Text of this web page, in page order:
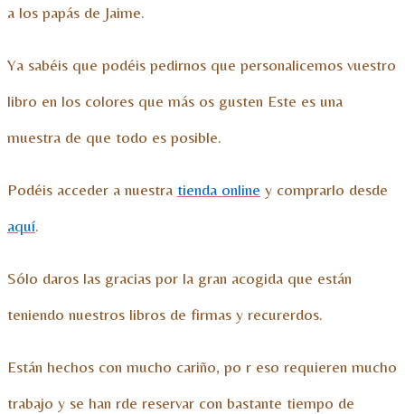
a los papás de Jaime.
Ya sabéis que podéis pedirnos que personalicemos vuestro
libro en los colores que más os gusten Este es una
muestra de que todo es posible.
Podéis acceder a nuestra tienda online y comprarlo desde
aquí.
Sólo daros las gracias por la gran acogida que están
teniendo nuestros libros de firmas y recurerdos.
Están hechos con mucho cariño, po r eso requieren mucho
trabajo y se han rde reservar con bastante tiempo de